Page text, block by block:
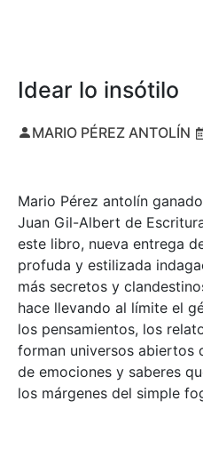
Idear lo insótilo
MARIO PÉREZ ANTOLÍN
Mario Pérez antolín
Juan Gil-Albert de
este libro, nueva entrega
profuda y estilizada
más secretos y
hace llevando al límite el
los pensamientos, los
forman universos abiertos
de emociones y saberes
los márgenes del simple